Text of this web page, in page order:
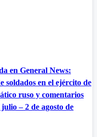
en General News:
en el ejército de
ruso y comentarios
– 2 de agosto de